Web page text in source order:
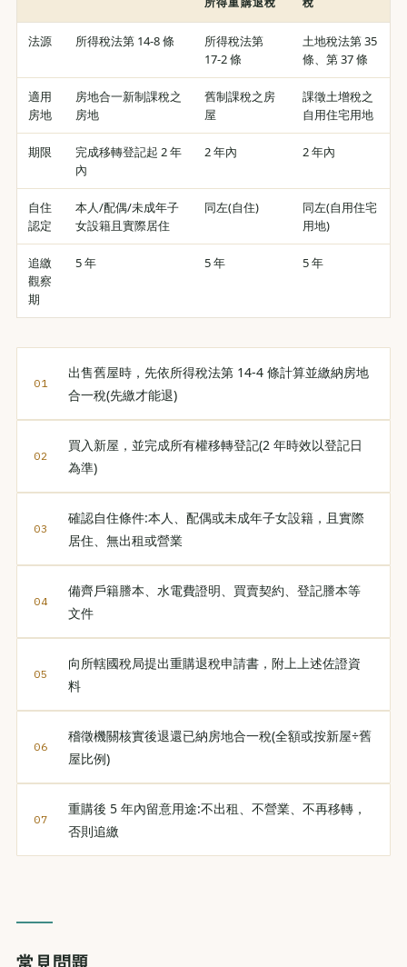
法源 所得稅法第 14-8 條
所得稅法第
17-2 條
土地稅法第 35
條、第 37 條
適用
房地
房地合一新制課稅之
房地
舊制課稅之房
屋
課徵土增稅之
自用住宅用地
期限
完成移轉登記起 2 年
內
2 年內 2 年內
自住
認定
本人/配偶/未成年子
女設籍且實際居住
同左(自住)
同左(自用住宅
用地)
追繳
觀察
期
5 年 5 年 5 年
出售舊屋時，先依所得稅法第 14-4 條計算並繳納房地
合一稅(先繳才能退)
買入新屋，並完成所有權移轉登記(2 年時效以登記日
為準)
確認自住條件:本人、配偶或未成年子女設籍，且實際
居住、無出租或營業
備齊戶籍謄本、水電費證明、買賣契約、登記謄本等
文件
向所轄國稅局提出重購退稅申請書，附上上述佐證資
料
稽徵機關核實後退還已納房地合一稅(全額或按新屋÷舊
屋比例)
重購後 5 年內留意用途:不出租、不營業、不再移轉，
否則追繳